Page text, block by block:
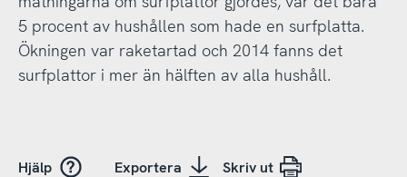
5 procent av hushållen som hade en surfplatta.
Ökningen var raketartad och 2014 fanns det
surfplattor i mer än hälften av alla hushåll.
Hjälp Exportera Skriv ut